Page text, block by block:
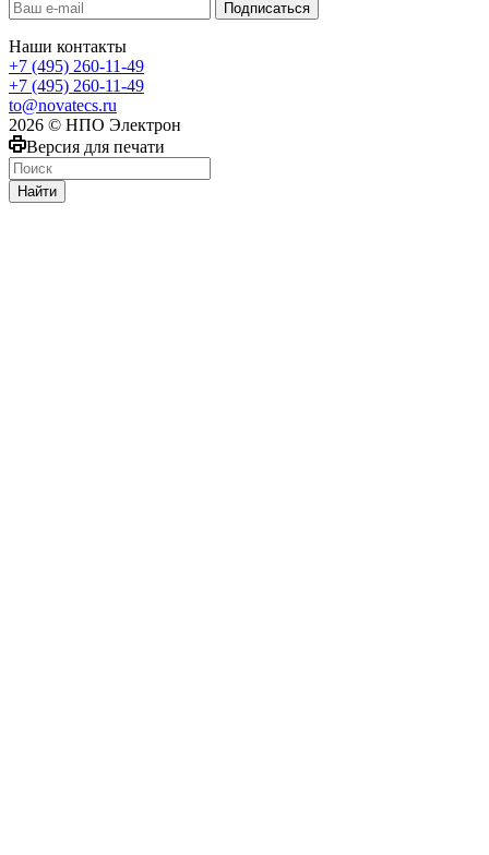
Наши контакты
+7 (495) 260-11-49
+7 (495) 260-11-49
to@novatecs.ru
2026 © НПО Электрон
Версия для печати
Найти